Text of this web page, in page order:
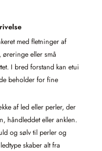
med fletninger af
eller små
I bred forstand kan etui
beholder for fine
af led eller perler, der
håndleddet eller anklen.
og sølv til perler og
skaber alt fra